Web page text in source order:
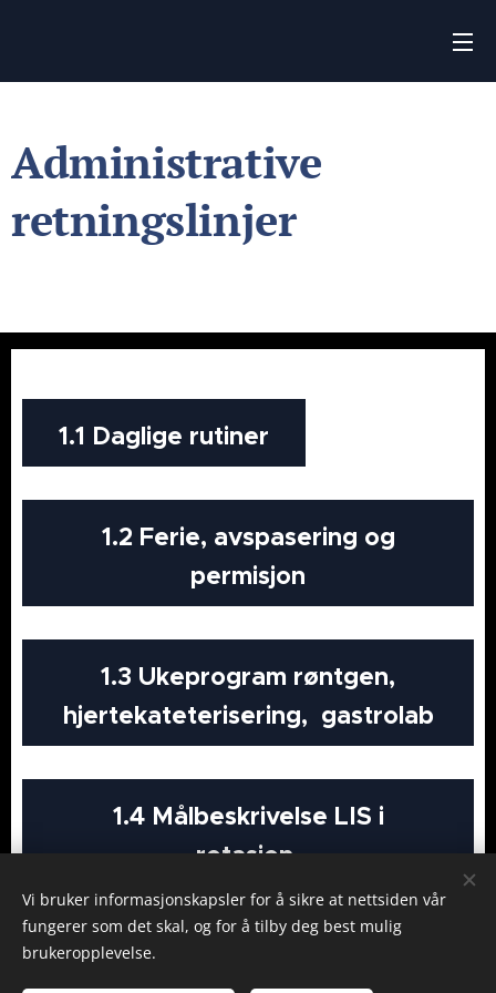
Administrative
retningslinjer
1.1 Daglige rutiner
1.2 Ferie, avspasering og
permisjon
1.3 Ukeprogram røntgen,
hjertekateterisering, gastrolab
1.4 Målbeskrivelse LIS i
rotasjon
Bilder levert avPexels
Vi bruker informasjonskapsler for å sikre at nettsiden vår
fungerer som det skal, og for å tilby deg best mulig
brukeropplevelse.